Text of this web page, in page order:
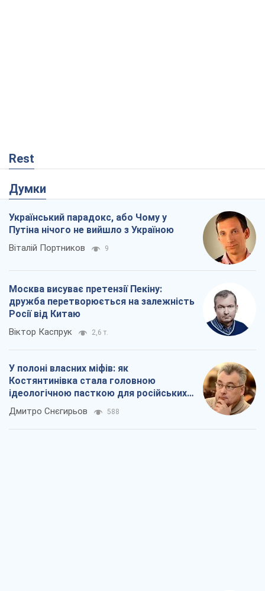
Rest
Думки
Український парадокс, або Чому у
Путіна нічого не вийшло з Україною
Віталій Портников 9
Москва висуває претензії Пекіну:
дружба перетворюється на залежність
Росії від Китаю
Віктор Каспрук 2,6 т.
У полоні власних міфів: як
Костянтинівка стала головною
ідеологічною пасткою для російських
окупантів
Дмитро Снєгирьов 588